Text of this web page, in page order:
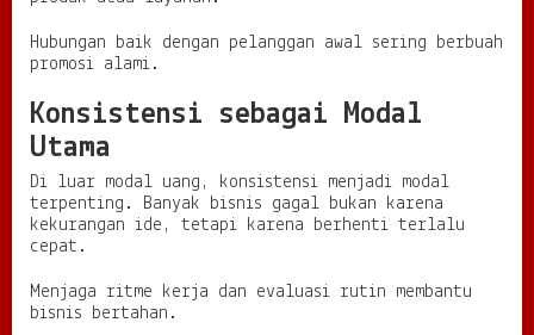
Hubungan baik dengan pelanggan awal sering berbuah
promosi alami.
Konsistensi sebagai Modal
Utama
Di luar modal uang, konsistensi menjadi modal
terpenting. Banyak bisnis gagal bukan karena
kekurangan ide, tetapi karena berhenti terlalu
cepat.
Menjaga ritme kerja dan evaluasi rutin membantu
bisnis bertahan.